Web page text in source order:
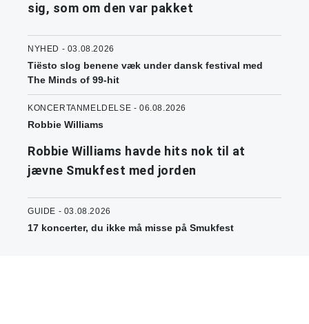
sig, som om den var pakket
NYHED - 03.08.2026
Tiësto slog benene væk under dansk festival med
The Minds of 99-hit
KONCERTANMELDELSE - 06.08.2026
Robbie Williams
Robbie Williams havde hits nok til at
jævne Smukfest med jorden
GUIDE - 03.08.2026
17 koncerter, du ikke må misse på Smukfest